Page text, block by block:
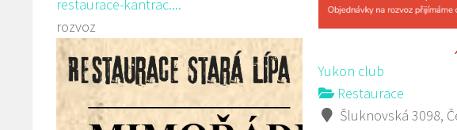
restaurace-kantrac....
rozvoz
Yukon club
Restaurace
Šluknovská 3098,